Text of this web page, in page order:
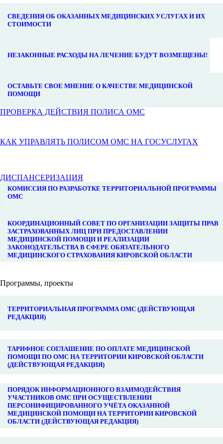
СВЕДЕНИЯ ОБ ОКАЗАННЫХ МЕДИЦИНСКИХ УСЛУГАХ И ИХ
СТОИМОСТИ
НЕЗАКОННЫЕ РАСХОДЫ НА ЛЕЧЕНИЕ БУДУТ ВОЗМЕЩЕНЫ!
ОСТАВЬТЕ СВОЕ МНЕНИЕ О КАЧЕСТВЕ МЕДИЦИНСКОЙ
ПОМОЩИ
ПРОВЕРКА ДЕЙСТВИЯ ПОЛИСА ОМС
КАК УПРАВЛЯТЬ ПОЛИСОМ ОМС НА ГОСУСЛУГАХ
ДИСПАНСЕРИЗАЦИЯ
КОМИССИЯ ПО РАЗРАБОТКЕ ТЕРРИТОРИАЛЬНОЙ ПРОГРАММЫ
ОМС
КООРДИНАЦИОННЫЙ СОВЕТ ПО ОРГАНИЗАЦИИ ЗАЩИТЫ ПРАВ
ЗАСТРАХОВАННЫХ ЛИЦ ПРИ ПРЕДОСТАВЛЕНИИ
МЕДИЦИНСКОЙ ПОМОЩИ И РЕАЛИЗАЦИИ
ЗАКОНОДАТЕЛЬСТВА В СФЕРЕ ОБЯЗАТЕЛЬНОГО
МЕДИЦИНСКОГО СТРАХОВАНИЯ КИРОВСКОЙ ОБЛАСТИ
Программы, проекты
ТЕРРИТОРИАЛЬНАЯ ПРОГРАММА ОМС (ДЕЙСТВУЮЩАЯ
РЕДАКЦИЯ)
ТАРИФНОЕ СОГЛАШЕНИЕ ПО ОПЛАТЕ МЕДИЦИНСКОЙ
ПОМОЩИ ПО ОМС НА ТЕРРИТОРИИ КИРОВСКОЙ ОБЛАСТИ
(ДЕЙСТВУЮЩАЯ РЕДАКЦИЯ)
ПОРЯДОК ИНФОРМАЦИОННОГО ВЗАИМОДЕЙСТВИЯ
УЧАСТНИКОВ ОМС ПРИ ОСУЩЕСТВЛЕНИИ
ПЕРСОНИФИЦИРОВАННОГО УЧЁТА ОКАЗАННОЙ
МЕДИЦИНСКОЙ ПОМОЩИ НА ТЕРРИТОРИИ КИРОВСКОЙ
ОБЛАСТИ (ДЕЙСТВУЮЩАЯ РЕДАКЦИЯ)